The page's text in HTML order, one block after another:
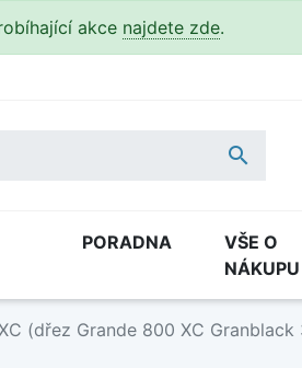
akce najdete zde.

PORADNA
VŠE O
NÁKUPU
(dřez Grande 800 XC